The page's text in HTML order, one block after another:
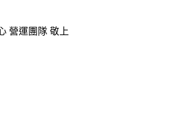
營運團隊 敬上